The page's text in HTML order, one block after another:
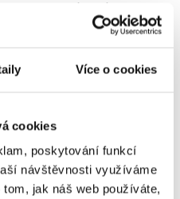
Více o cookies
cookies
poskytování funkcí
návštěvnosti využíváme
jak náš web používáte,